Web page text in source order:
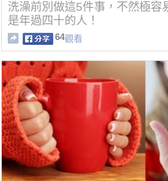
洗澡前別做這5件事，不然極容
是年過四十的人！
64觀看